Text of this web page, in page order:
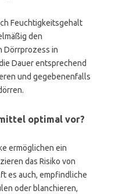
Feuchtigkeitsgehalt
den
Dörrprozess in
Dauer entsprechend
und gegebenenfalls
optimal vor?
ermöglichen ein
das Risiko von
es auch, empfindliche
oder blanchieren,